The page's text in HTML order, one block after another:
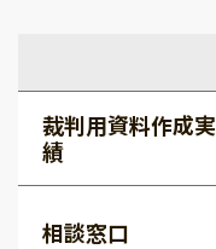
裁判用資料作成実
績
相談窓口